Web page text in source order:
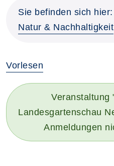
Sie befinden sich hier:
Natur & Nachhaltigkeit
Vorlesen
Veranstaltung
Landesgartenschau
Anmeldungen